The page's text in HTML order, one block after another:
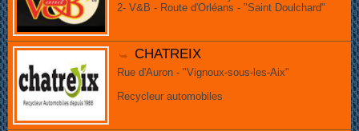
2- V&B - Route d'Orléans - "Saint Doulchard"
CHATREIX
Rue d'Auron - "Vignoux-sous-les-Aix"
Recycleur automobiles